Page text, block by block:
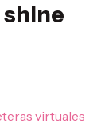
virtuales